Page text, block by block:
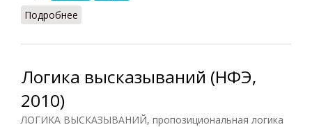
Подробнее
Логика высказываний (НФЭ,
2010)
ЛОГИКА ВЫСКАЗЫВАНИЙ, пропозициональная логика